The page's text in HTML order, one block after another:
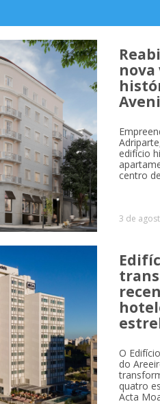
edifício
centro
3 de
O
do
quatro
Acta